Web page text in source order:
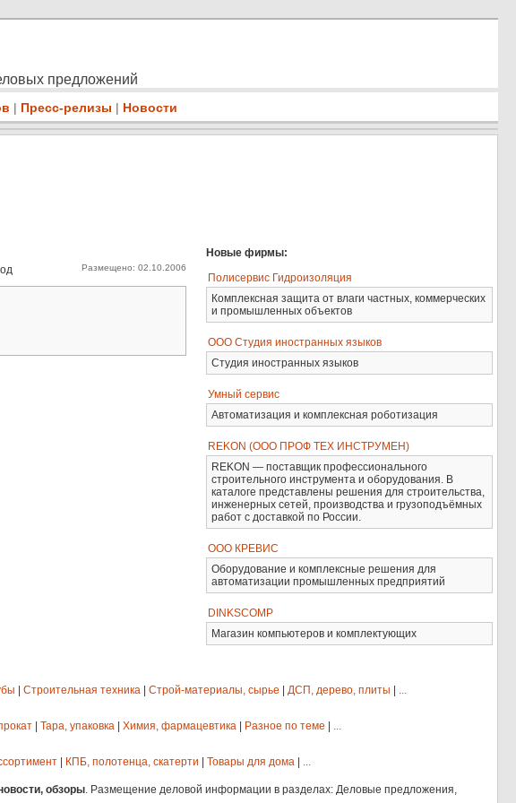
предложений
| Пресс-релизы | Новости
Размещено: 02.10.2006
Новые фирмы:
Полисервис Гидроизоляция
Комплексная защита от влаги частных, коммерческих
и промышленных объектов
ООО Студия иностранных языков
Студия иностранных языков
Умный сервис
Автоматизация и комплексная роботизация
REKON (ООО ПРОФ ТЕХ ИНСТРУМЕН)
REKON — поставщик профессионального
строительного инструмента и оборудования. В
каталоге представлены решения для строительства,
инженерных сетей, производства и грузоподъёмных
работ с доставкой по России.
ООО КРЕВИС
Оборудование и комплексные решения для
автоматизации промышленных предприятий
DINKSCOMP
Магазин компьютеров и комплектующих
Строительная техника Строй-материалы, сырье ДСП, дерево, плиты
...
Тара, упаковка Химия, фармацевтика Разное по теме
...
КПБ, полотенца, скатерти Товары для дома ...
обзоры. Размещение деловой информации в разделах: Деловые предложения,